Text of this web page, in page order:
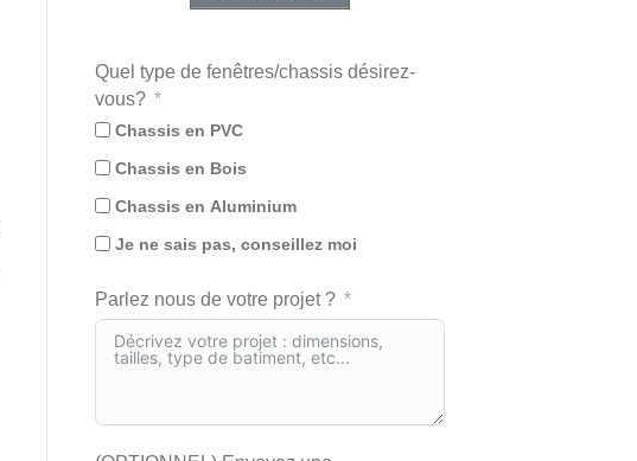
Quel type de fenêtres/chassis désirez-
vous?
Chassis en PVC
Chassis en Bois
Chassis en Aluminium
Je ne sais pas, conseillez moi
Parlez nous de votre projet ?